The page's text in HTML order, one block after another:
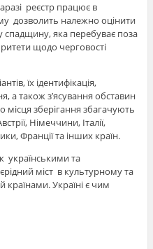
реєстр працює в
дозволить належно оцінити
яка перебуває поза
щодо черговості
їх ідентифікація,
а також з’ясування обставин
зберігання збагачують
Німеччини, Італії,
Франції та інших країн.
українськими та
міст в культурному та
країнами. Україні є чим